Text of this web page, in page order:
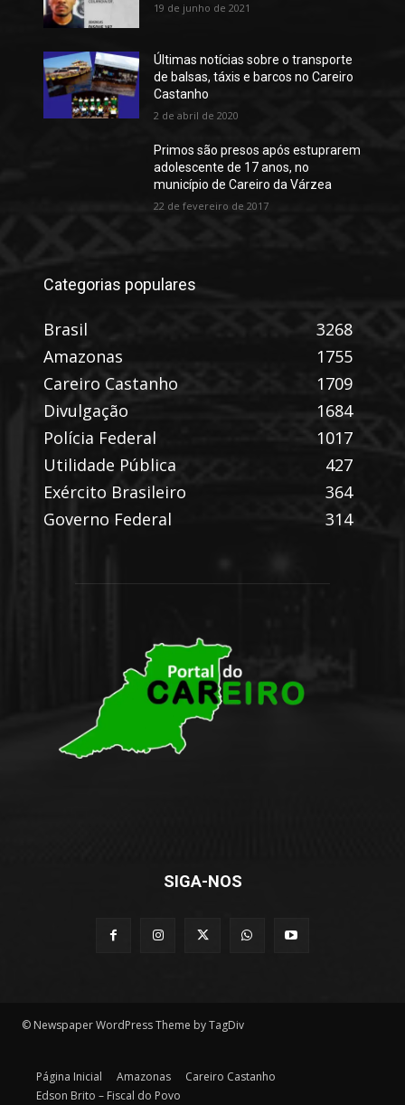
19 de junho de 2021
Últimas notícias sobre o transporte
de balsas, táxis e barcos no Careiro
Castanho
2 de abril de 2020
Primos são presos após estuprarem
adolescente de 17 anos, no
município de Careiro da Várzea
22 de fevereiro de 2017
Categorias populares
Brasil
3268
Amazonas
1755
Careiro Castanho
1709
Divulgação
1684
Polícia Federal
1017
Utilidade Pública
427
Exército Brasileiro
364
Governo Federal
314
SIGA-NOS
© Newspaper WordPress Theme by TagDiv
Página Inicial Amazonas
Careiro Castanho
Edson Brito – Fiscal do Povo